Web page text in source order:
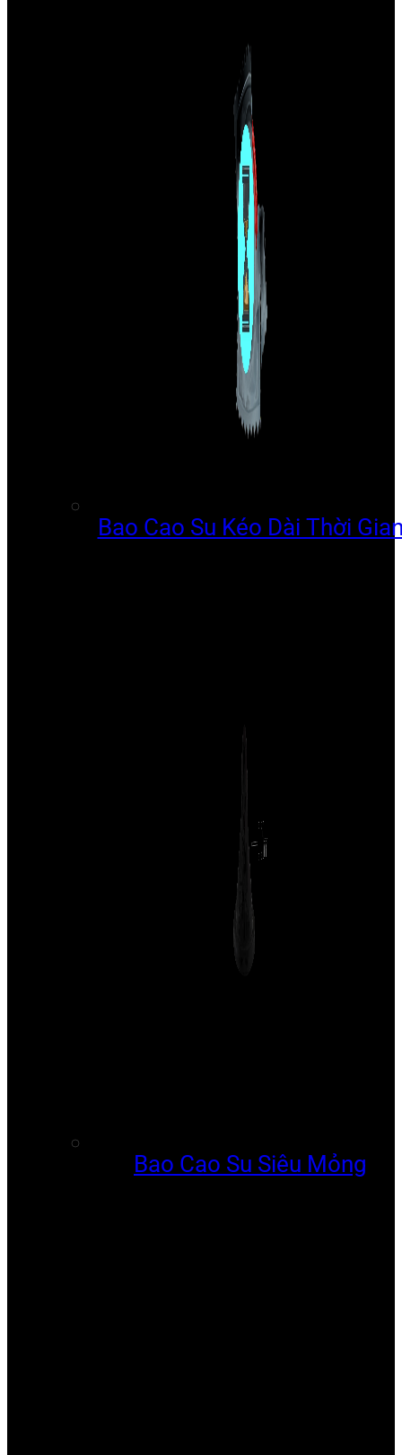
Bao Cao Su Kéo Dài Thời
Bao Cao Su Siêu Mỏng